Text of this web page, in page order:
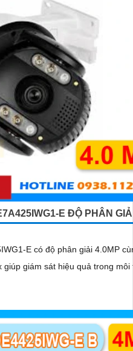
E ĐỘ PHÂN
E có độ phân giải 4.0MP
giúp giám sát hiệu quả trong